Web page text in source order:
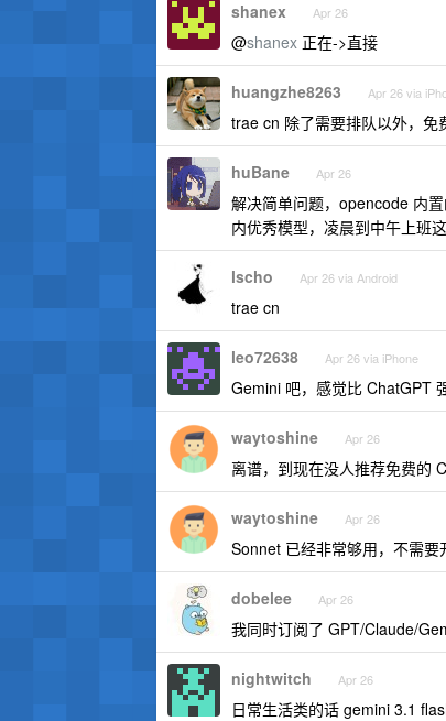
shanex Apr 26
@shanex 正在->直接
huangzhe8263 Apr 26 via
trae cn 除了需要排队以外，
huBane Apr 26
解决简单问题，opencode 内
内优秀模型，凌晨到中午上班
lscho Apr 26 via Android
trae cn
leo72638 Apr 26 via iPhone
Gemini 吧，感觉比 ChatGPT
waytoshine Apr 26
离谱，到现在没人推荐免费的
waytoshine Apr 26
Sonnet 已经非常够用，不需要
dobelee Apr 26
我同时订阅了 GPT/Claude/
nightwitch Apr 26
日常生活类的话 gemini 3.1